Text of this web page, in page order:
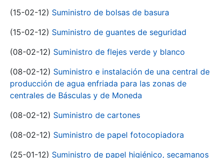
(15-02-12) Suministro de bolsas de basura
(15-02-12) Suministro de guantes de seguridad
(08-02-12) Suministro de flejes verde y blanco
(08-02-12) Suministro e instalación de una central de
producción de agua enfriada para las zonas de
centrales de Básculas y de Moneda
(08-02-12) Suministro de cartones
(08-02-12) Suministro de papel fotocopiadora
(25-01-12) Suministro de papel higiénico, secamanos